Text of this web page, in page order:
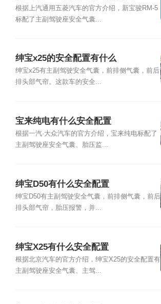
根据上汽通用五菱汽车的官方介绍，新宝骏RM-5
标配了主副驾驶座安全气囊...
绅宝x25的安全配置有什么
绅宝x25有主副驾驶安全气囊，前排侧气囊，前后
排头部气帘。这款车的安全...
宝来纯电有什么安全配置
根据一汽·大众汽车的官方介绍，宝来纯电标配了
主副驾驶座安全气囊、胎压监...
绅宝D50有什么安全配置
绅宝D50有主副驾驶安全气囊，前排侧气囊，前后
排头部气帘，胎压报警，并...
绅宝X25有什么安全配置
根据北京汽车的官方介绍，绅宝X25的安全配置有
主副驾驶座安全气囊、主驾...